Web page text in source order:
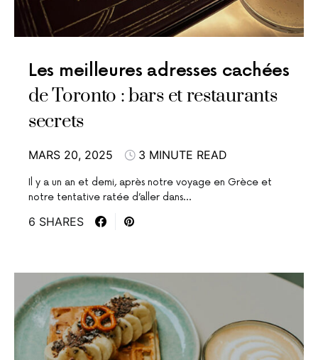
Les meilleures adresses cachées
de Toronto : bars et restaurants
secrets
MARS 20, 2025 3 MINUTE READ
Il y a un an et demi, après notre voyage en Grèce et
notre tentative ratée d’aller dans…
6 SHARES